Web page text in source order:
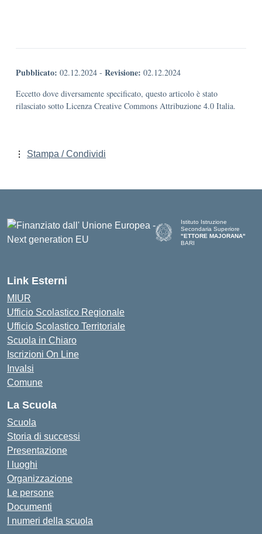
Pubblicato: 02.12.2024 - Revisione: 02.12.2024
Eccetto dove diversamente specificato, questo articolo è stato
rilasciato sotto Licenza Creative Commons Attribuzione 4.0 Italia.
Stampa / Condividi
Istituto Istruzione
Secondaria Superiore
"ETTORE MAJORANA"
BARI
Link Esterni
MIUR
Ufficio Scolastico Regionale
Ufficio Scolastico Territoriale
Scuola in Chiaro
Iscrizioni On Line
Invalsi
Comune
La Scuola
Scuola
Storia di successi
Presentazione
I luoghi
Organizzazione
Le persone
Documenti
I numeri della scuola